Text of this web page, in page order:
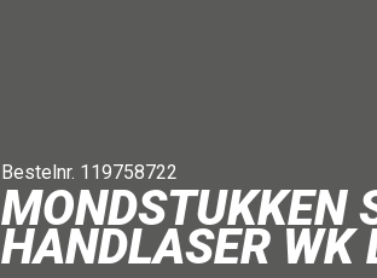
Bestelnr. 119758722
MONDSTUKKEN
HANDLASER WK